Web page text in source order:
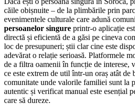
căile obișnuite – de la plimbările prin
evenimentele culturale care adună
persoanelor singure printr-o aplicație
directă și eficientă de a găsi pe cineva
loc de presupuneri; știi clar cine este
adevărat o relație serioasă. Platformele
de a filtra oamenii în funcție de interese,
ce este extrem de util într-un oraș atât
comunitate unde valorile familiei sunt la
autentic și verificat manual este esențial
care să dureze.